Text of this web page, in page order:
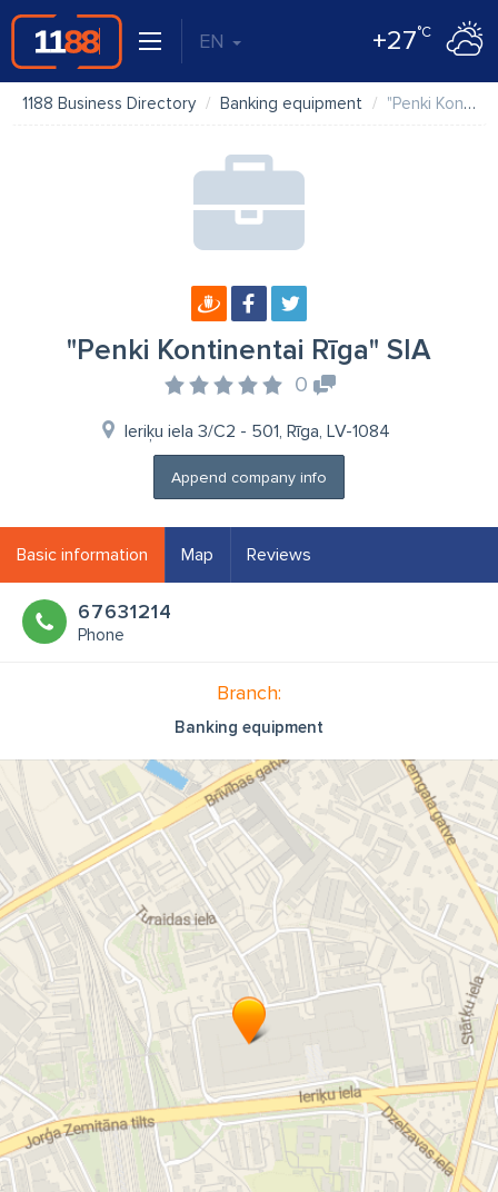
EN +27°C
1188 Business Directory Banking equipment "Penki Kontinentai Rīga" SIA
"Penki Kontinentai Rīga" SIA
0
Ieriķu iela 3/C2 - 501, Rīga, LV-1084
Append company info
Basic information Map Reviews
67631214
Phone
Branch:
Banking equipment